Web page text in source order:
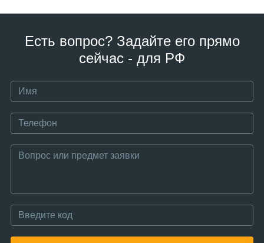
Есть вопрос? Задайте его прямо
сейчас - для РФ